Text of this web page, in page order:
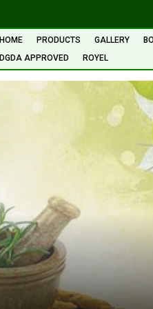
HOME PRODUCTS GALLERY
DGDA APPROVED
ROYEL